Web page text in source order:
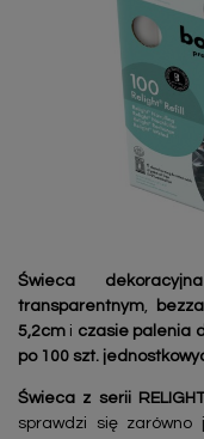
Świeca
transparentnym,
5,2cm i czasie palenia
po 100 szt.
Świeca z serii
sprawdzi się zarówno